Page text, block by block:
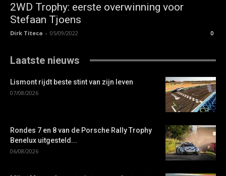
2WD Trophy: eerste overwinning voor
Stefaan Tjoens
Dirk Titeca - 05/09/2022 0
Laatste nieuws
Lismont rijdt beste stint van zijn leven
07/08/2026
Rondes 7 en 8 van de Porsche Rally Trophy
Benelux uitgesteld...
06/08/2026